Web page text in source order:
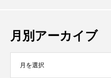
月別アーカイブ